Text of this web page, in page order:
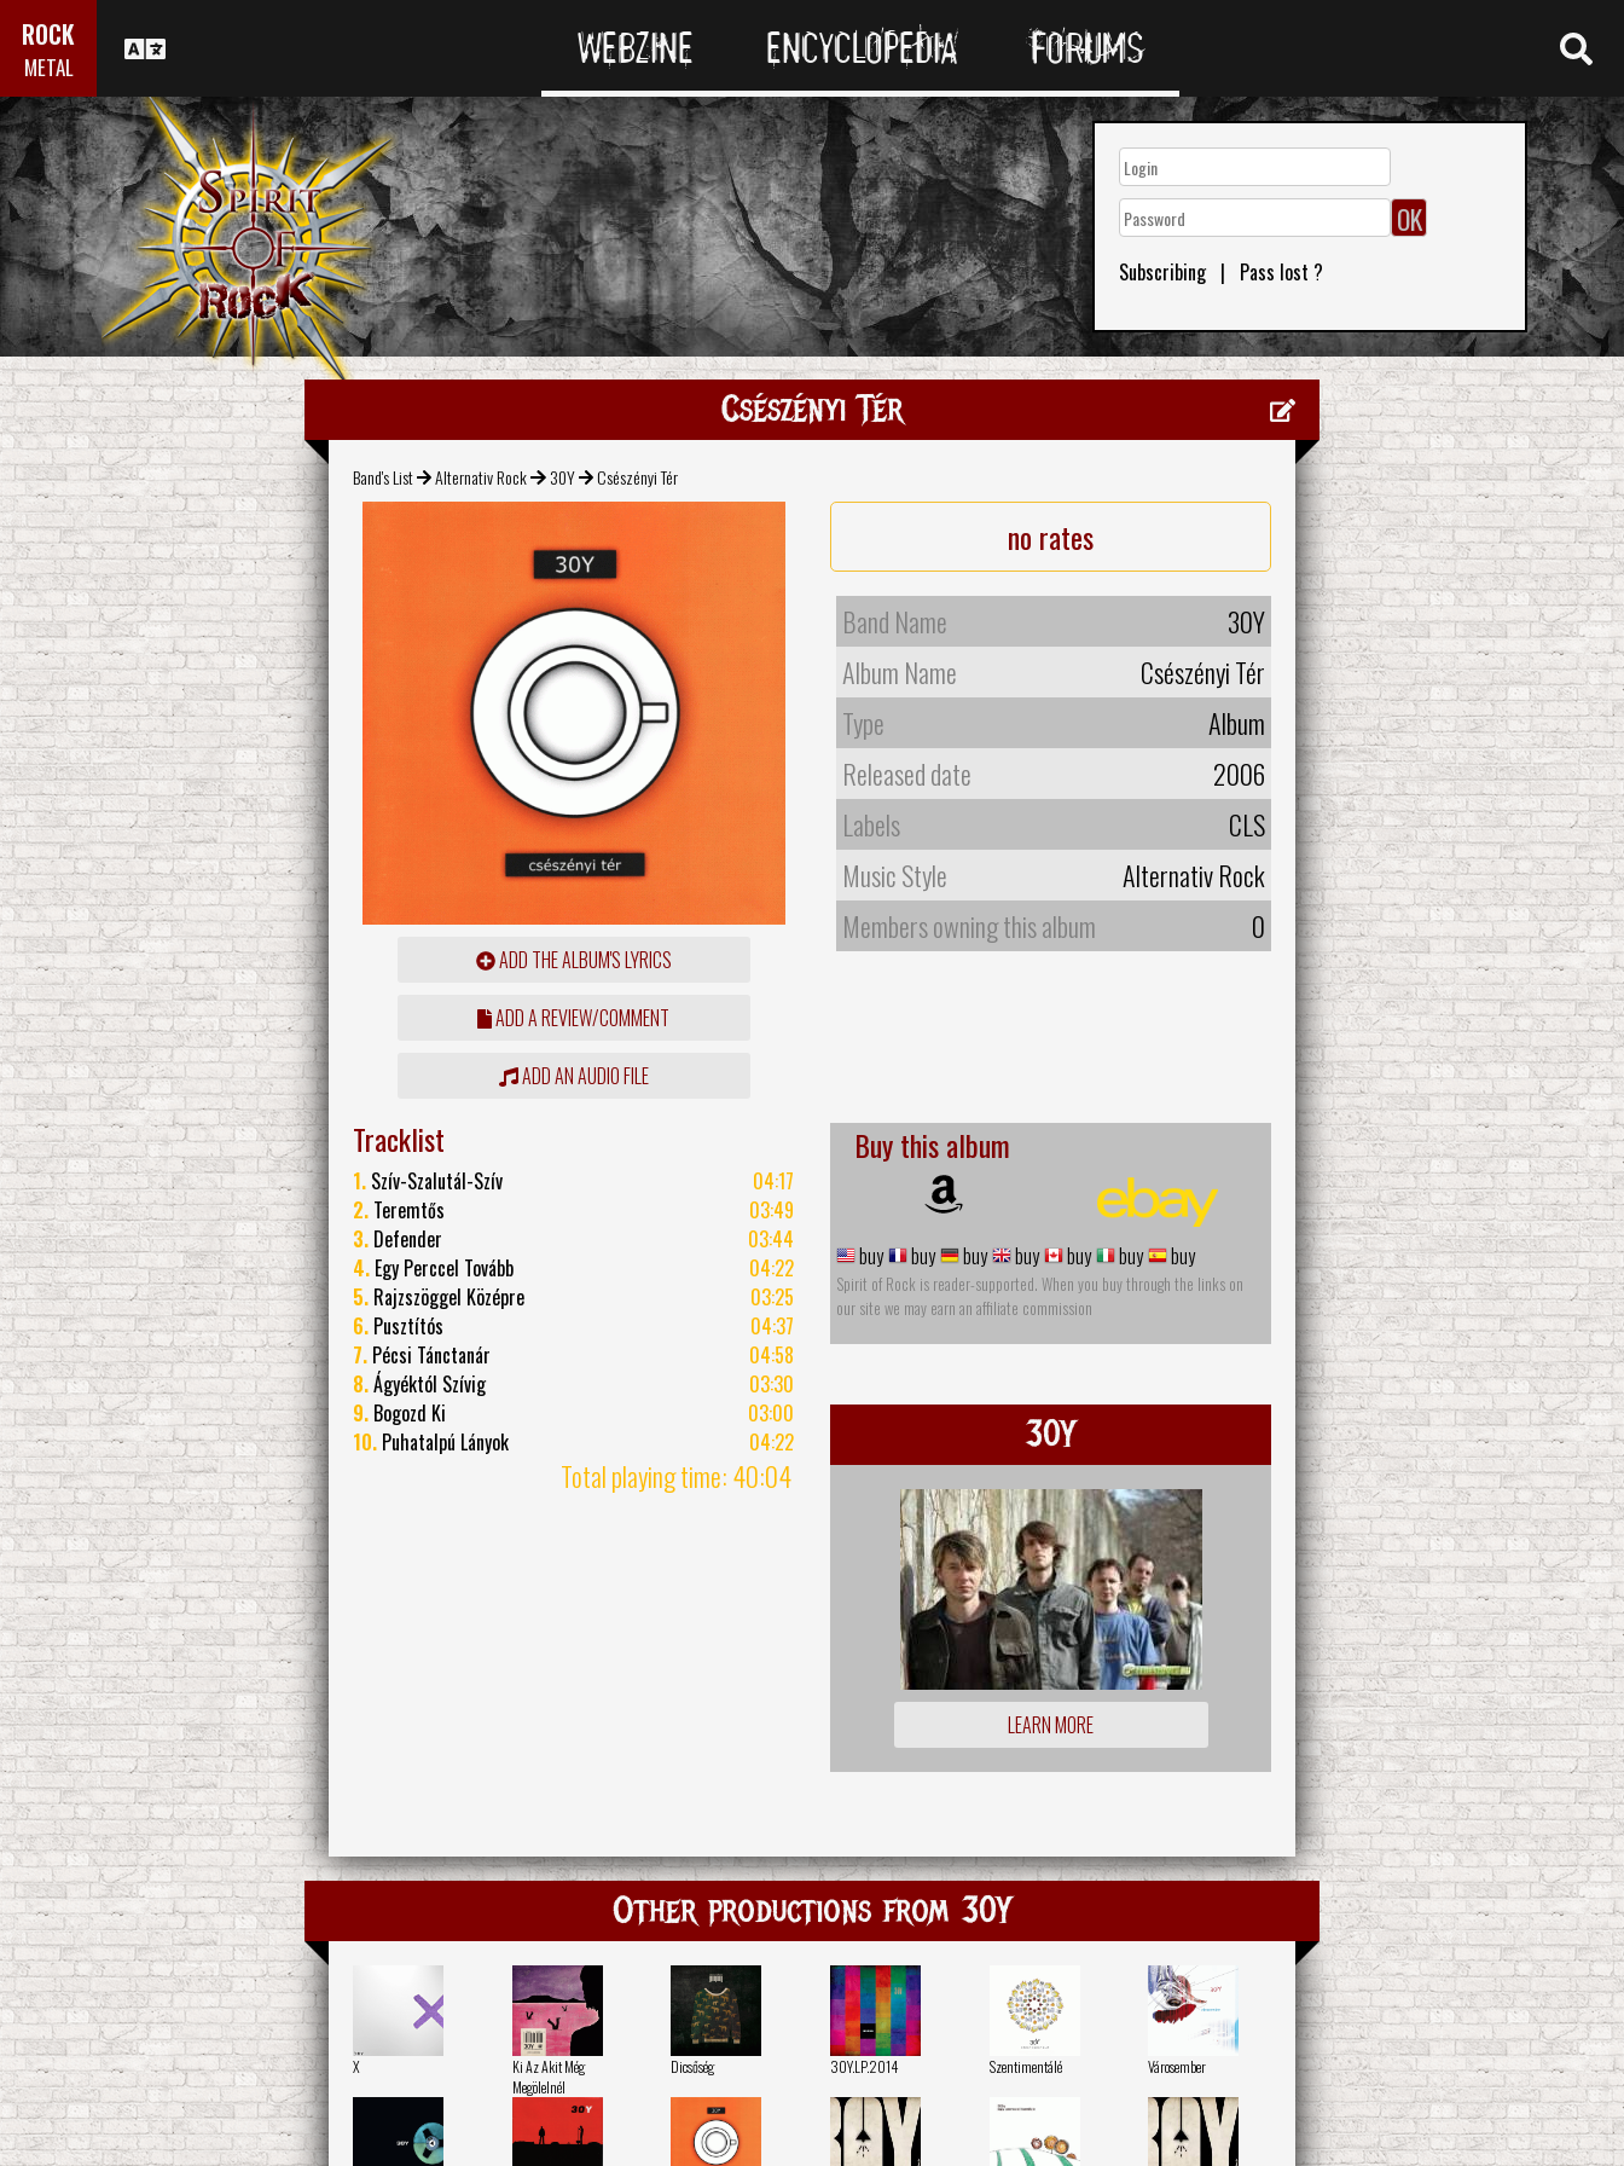
ROCK
METAL WEBZINE ENCYCLOPEDIA FORUMS
Subscribing| Pass lost ?
Csészényi Tér
Band's List Alternativ Rock 30Y Csészényi Tér
ADD THE ALBUM'S LYRICS
ADD A REVIEW/COMMENT
ADD AN AUDIO FILE
no rates
Band Name
30Y
Album Name
Csészényi Tér
Type
Album
Released date
2006
Labels
CLS
Music Style
Alternativ Rock
Members owning this album
0
Tracklist
1. Szív-Szalutál-Szív
04:17
2. Teremtős
03:49
3. Defender
03:44
4. Egy Perccel Tovább
04:22
5. Rajzszöggel Középre
03:25
6. Pusztítós
04:37
7. Pécsi Tánctanár
04:58
8.Ágyéktól Szívig
03:30
9. Bogozd Ki
03:00
10. Puhatalpú Lányok 04:22
Total playing time: 40:04
Buy this album
buy buy buy buy buy buy buy
Spirit of Rock is reader-supported. When you buy through the links on
our site we may earn an affiliate commission
30Y
LEARN MORE
Other productions from 30Y
X
Ki Az Akit Még
Megölelnél
Dicsőség 30Y.LP.2014 Szentimentálé Városember